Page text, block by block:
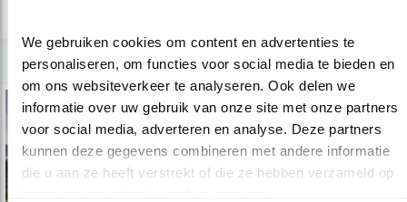
We gebruiken cookies om content en advertenties te
personaliseren, om functies voor social media te bieden en
om ons websiteverkeer te analyseren. Ook delen we
informatie over uw gebruik van onze site met onze partners
voor social media, adverteren en analyse. Deze partners
kunnen deze gegevens combineren met andere informatie
die u aan ze heeft verstrekt of die ze hebben verzameld op